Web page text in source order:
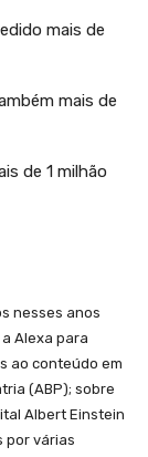
mais de
mais de
de 1 milhão
nesses anos
Alexa para
ao conteúdo em
(ABP); sobre
Albert Einstein
por várias